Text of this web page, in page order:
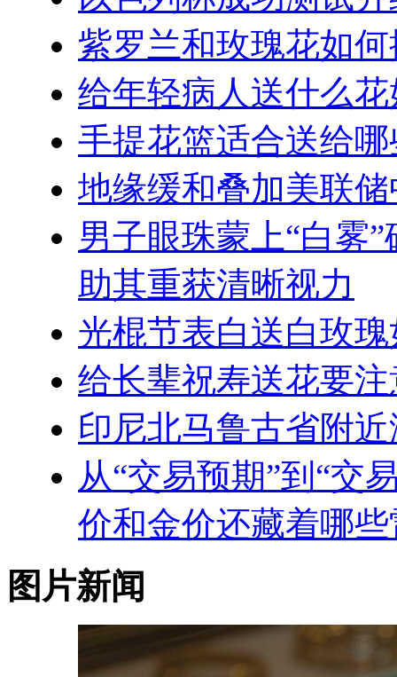
紫罗兰和玫瑰花如
给年轻病人送什么
手提花篮适合送给
地缘缓和叠加美联
男子眼珠蒙上“白雾
助其重获清晰视力
光棍节表白送白玫
给长辈祝寿送花要
印尼北马鲁古省附
从“交易预期”到“交
价和金价还藏着哪
图片新闻